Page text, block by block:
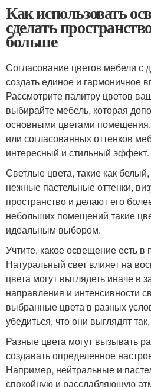
Как использовать
сделать
больше
Согласование цветов мебели с
создать единое и гармоничное
Рассмотрите палитру цветов
выбирайте мебель, которая
основными цветами
или согласованных оттенков
интересный и стильный эффект.
Светлые цвета, такие как
нежные пастельные оттенки,
пространство и делают его
небольших помещений такие
идеальным выбором.
Учтите, какое освещение есть
Натуральный свет влияет на
цвета могут выглядеть иначе в
направления и интенсивности
выбранные цвета в разных
убедиться, что они выглядят
Разные цвета могут вызывать
создавать определенное
Например, нейтральные и
спокойную и расслабляющую